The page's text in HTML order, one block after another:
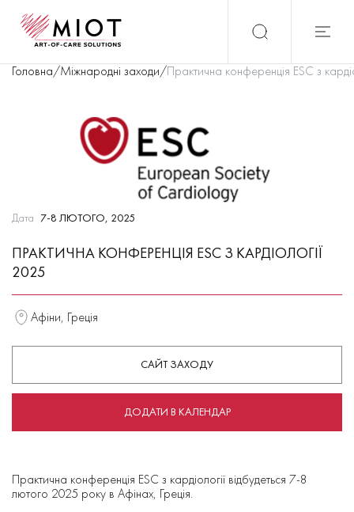
Головна/Міжнародні заходи/Практична конференція ESC з
Дата 7-8 ЛЮТОГО, 2025
ПРАКТИЧНА КОНФЕРЕНЦІЯ ESC З КАРДІОЛОГІЇ
2025
Афіни, Греція
САЙТ ЗАХОДУ
ДОДАТИ В КАЛЕНДАР
Практична конференція ESC з кардіології відбудеться 7-8
лютого 2025 року в Афінах, Греція.